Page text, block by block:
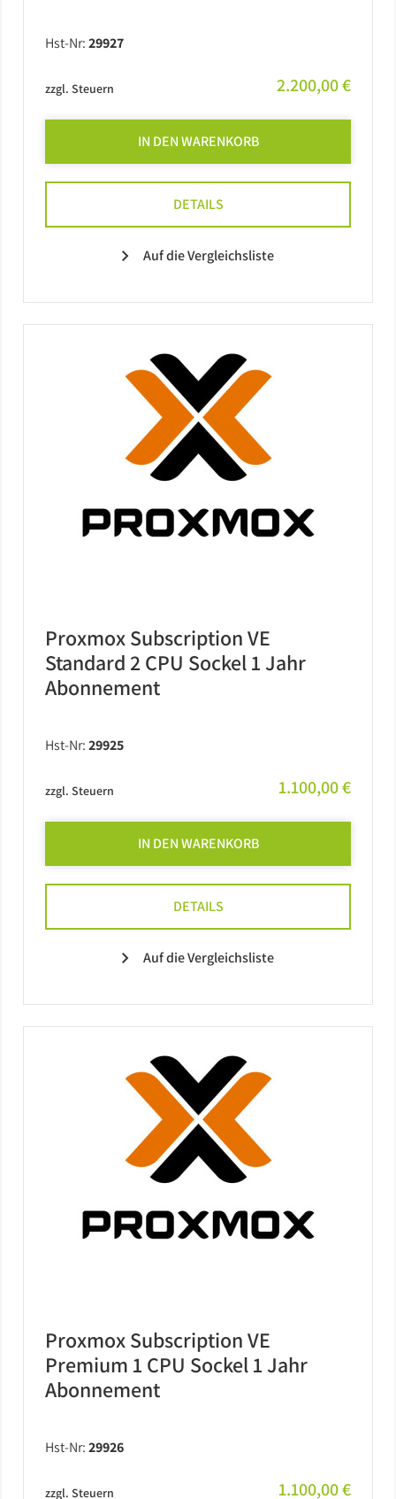
Hst-Nr:29927
zzgl. Steuern 2.200,00 €
IN DEN WARENKORB
DETAILS
Auf die Vergleichsliste
Proxmox Subscription VE
Standard 2 CPU Sockel 1 Jahr
Abonnement
Hst-Nr:29925
zzgl. Steuern 1.100,00 €
IN DEN WARENKORB
DETAILS
Auf die Vergleichsliste
Proxmox Subscription VE
Premium 1 CPU Sockel 1 Jahr
Abonnement
Hst-Nr:29926
zzgl. Steuern 1.100,00 €